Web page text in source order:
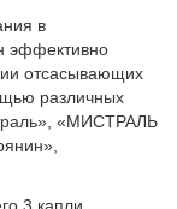
в
эффективно
отсасывающих
различных
«МИСТРАЛЬ
3 капли